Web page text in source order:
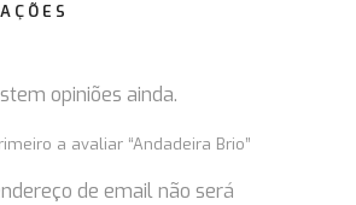
opiniões ainda.
a avaliar “Andadeira Brio”
de email não será